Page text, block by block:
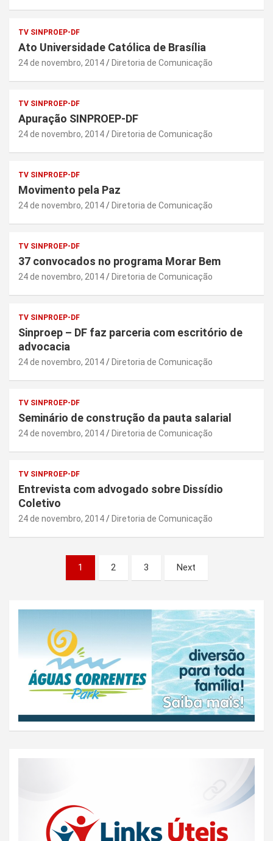
TV SINPROEP-DF
Ato Universidade Católica de Brasília
24 de novembro, 2014 Diretoria de Comunicação
TV SINPROEP-DF
Apuração SINPROEP-DF
24 de novembro, 2014 Diretoria de Comunicação
TV SINPROEP-DF
Movimento pela Paz
24 de novembro, 2014 Diretoria de Comunicação
TV SINPROEP-DF
37 convocados no programa Morar Bem
24 de novembro, 2014 Diretoria de Comunicação
TV SINPROEP-DF
Sinproep – DF faz parceria com escritório de
advocacia
24 de novembro, 2014 Diretoria de Comunicação
TV SINPROEP-DF
Seminário de construção da pauta salarial
24 de novembro, 2014 Diretoria de Comunicação
TV SINPROEP-DF
Entrevista com advogado sobre Dissídio
Coletivo
24 de novembro, 2014 Diretoria de Comunicação
Paginação1 2 3 Next